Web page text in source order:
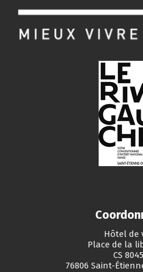
Hôtel de
Place de la
CS
76806 Saint-